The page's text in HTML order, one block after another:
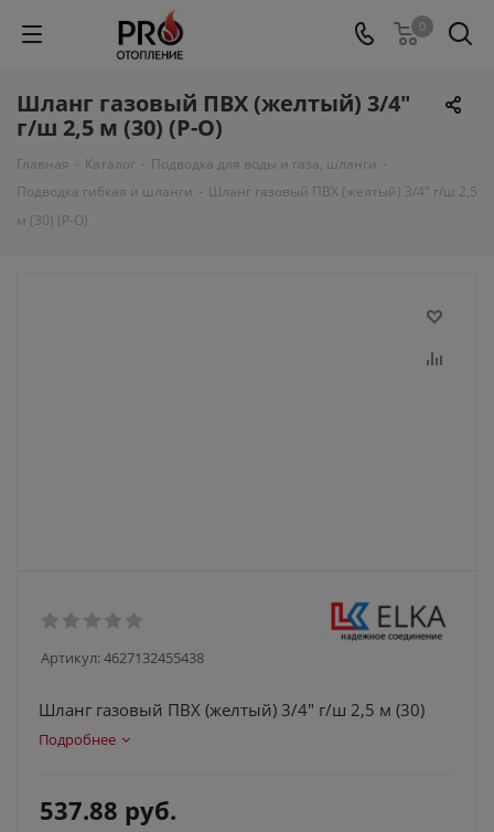
0
Шланг газовый ПВХ (желтый) 3/4"
г/ш 2,5 м (30) (Р-О)
Главная - Каталог - Подводка для воды и газа, шланги -
Подводка гибкая и шланги - Шланг газовый ПВХ (желтый) 3/4" г/ш 2,5
м (30) (Р-О)
Артикул:4627132455438
Шланг газовый ПВХ (желтый) 3/4" г/ш 2,5 м (30)
Подробнее
537.88 руб.